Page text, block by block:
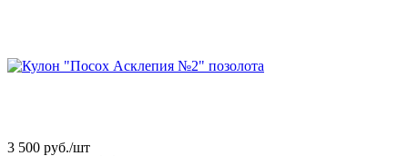
3 500 руб./шт